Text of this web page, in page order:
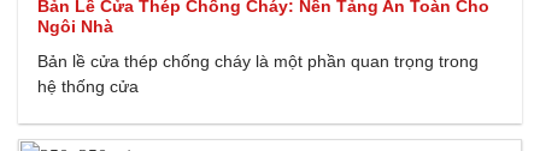
Bản Lề Cửa Thép Chống Cháy: Nền Tảng An Toàn Cho
Ngôi Nhà
Bản lề cửa thép chống cháy là một phần quan trọng trong
hệ thống cửa